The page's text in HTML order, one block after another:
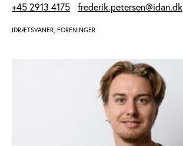
+45 2913 4175 frederik.petersen@idan.dk
IDRÆTSVANER, FORENINGER